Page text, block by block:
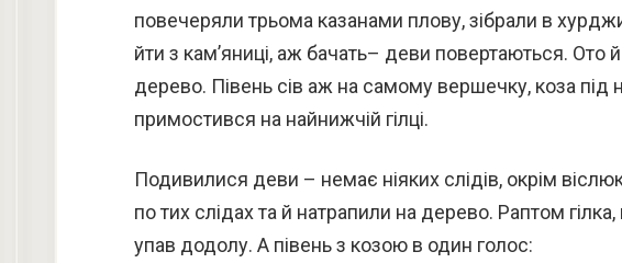
повечеряли трьома казанами плову, зібрали в
йти з кам’яниці, аж бачать– деви повертаються. Ото
дерево. Півень сів аж на самому вершечку, коза під
примостився на найнижчій гілці.
Подивилися деви – немає ніяких слідів, окрім
по тих слідах та й натрапили на дерево. Раптом гілка,
упав додолу. А півень з козою в один голос: